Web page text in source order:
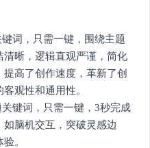
词，只需一键，围绕主题
晰，逻辑直观严谨，简化
高了创作速度，革新了创
观性和通用性。
键词，只需一键，3秒完成
脑机交互，突破灵感边
。